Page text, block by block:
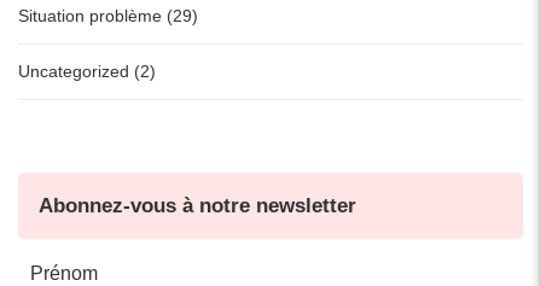
Situation problème (29)
Uncategorized (2)
Abonnez-vous à notre newsletter
Prénom